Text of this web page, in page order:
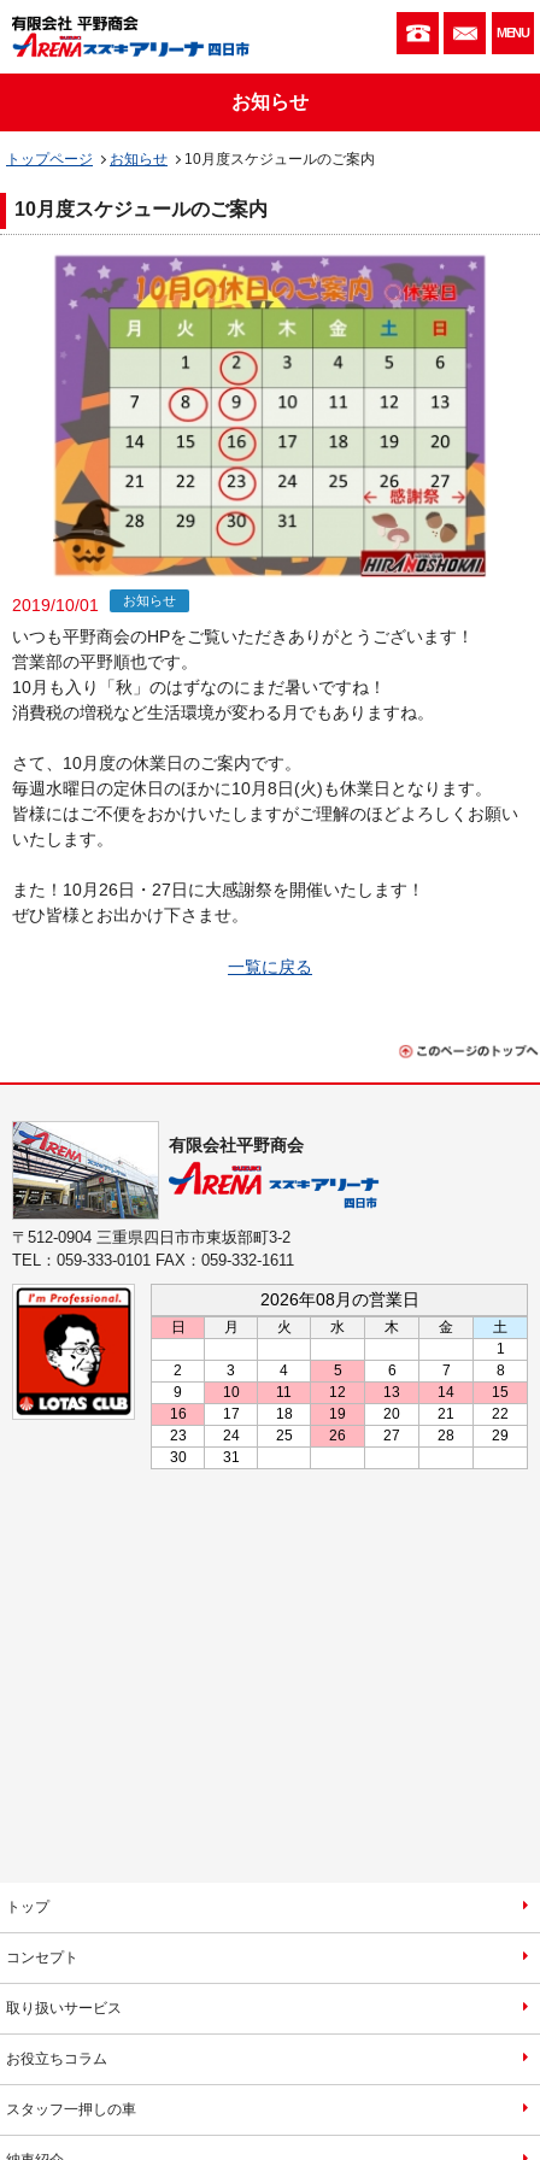
059-333-お問
MENU
お知らせ
トップページ お知らせ 10月度スケジュールのご案内
10月度スケジュールのご案内
2019/10/01 お知らせ
いつも平野商会のHPをご覧いただきありがとうございます！
営業部の平野順也です。
10月も入り「秋」のはずなのにまだ暑いですね！
消費税の増税など生活環境が変わる月でもありますね。
さて、10月度の休業日のご案内です。
毎週水曜日の定休日のほかに10月8日(火)も休業日となります。
皆様にはご不便をおかけいたしますがご理解のほどよろしくお願い
いたします。
また！10月26日・27日に大感謝祭を開催いたします！
ぜひ皆様とお出かけ下さませ。
一覧に戻る
有限会社平野商会
〒512-0904 三重県四日市市東坂部町3-2
TEL：059-333-0101 FAX：059-332-1611
2026年08月の営業日
日 月 火 水 木 金
土
1
2
3 4 5 6 7
8
9
10 11 12 13 14
15
16
17 18 19 20 21
22
23
24 25 26 27 28
29
30
31
トップ
コンセプト
取り扱いサービス
お役立ちコラム
スタッフ一押しの車